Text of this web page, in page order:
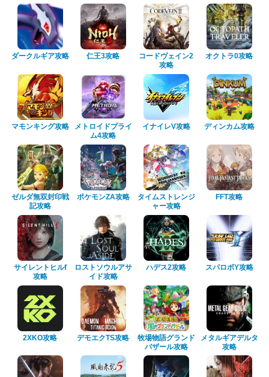
ダークルギア攻略 仁王3攻略
コードヴェイン2
攻略
オクトラ0攻略
マモンキング攻略
メトロイドプライ
ム4攻略
イナイレV攻略 ディンカム攻略
ゼルダ無双封印戦
記攻略
ポケモンZA攻略
タイムストレンジ
ャー攻略
FFT攻略
サイレントヒルf
攻略
ロストソウルアサ
イド攻略
ハデス2攻略 スパロボY攻略
2XKO攻略 デモエクTS攻略
牧場物語グランド
バザール攻略
メタルギアデルタ
攻略